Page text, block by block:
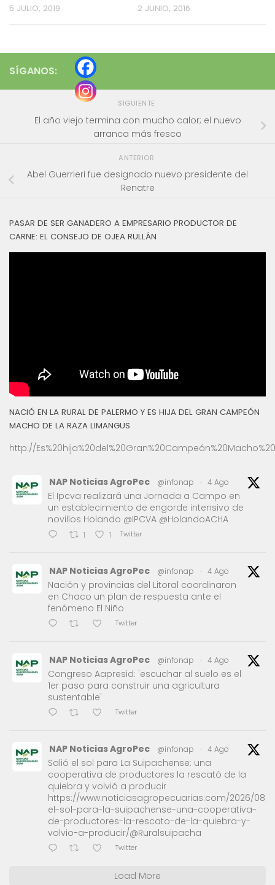
5 JULIO, 2019 2 JUNIO, 2016
SÍGANOS:
SIGUIENTE
El año viejo termina con mucho calor; el nuevo
arranca más fresco
ANTERIOR
Abel Guerrieri fue designado nuevo presidente del
Renatre
PASAR DE SER GANADERO A EMPRESARIO PRODUCTOR DE
CARNE: EL CONSEJO DE OJEA RULLÁN
NACIÓ EN LA RURAL DE PALERMO Y ES HIJA DEL GRAN CAMPEÓN
MACHO DE LA RAZA LIMANGUS
http://
NAP Noticias AgroPec @infonap · 4 Ago
El Ipcva realizará una Jornada a Campo en
un establecimiento de engorde intensivo de
novillos Holando @IPCVA @HolandoACHA
1 1 Twitter
NAP Noticias AgroPec @infonap · 4 Ago
Nación y provincias del Litoral coordinaron
en Chaco un plan de respuesta ante el
fenómeno El Niño
Twitter
NAP Noticias AgroPec @infonap · 4 Ago
Congreso Aapresid: 'escuchar al suelo es el
1er paso para construir una agricultura
sustentable'
Twitter
NAP Noticias AgroPec @infonap · 4 Ago
Salió el sol para La Suipachense: una
cooperativa de productores la rescató de la
quiebra y volvió a producir
https://www.noticiasagropecuarias.com/2026/08/
el-sol-para-la-suipachense-una-cooperativa-
de-productores-la-rescato-de-la-quiebra-y-
volvio-a-producir/@Ruralsuipacha
Twitter
Load More